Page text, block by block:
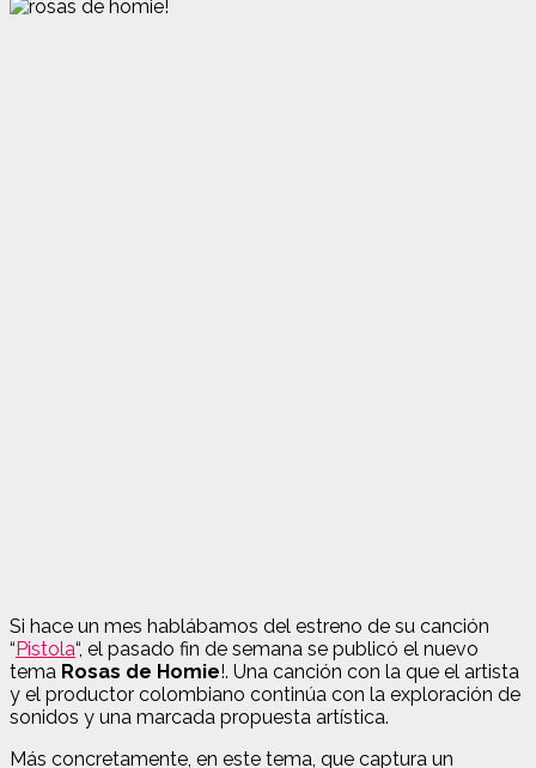
Si hace un mes hablábamos del estreno de su canción
“Pistola“, el pasado fin de semana se publicó el nuevo
tema Rosas de Homie!. Una canción con la que el artista
y el productor colombiano continúa con la exploración de
sonidos y una marcada propuesta artística.
Más concretamente, en este tema, que captura un